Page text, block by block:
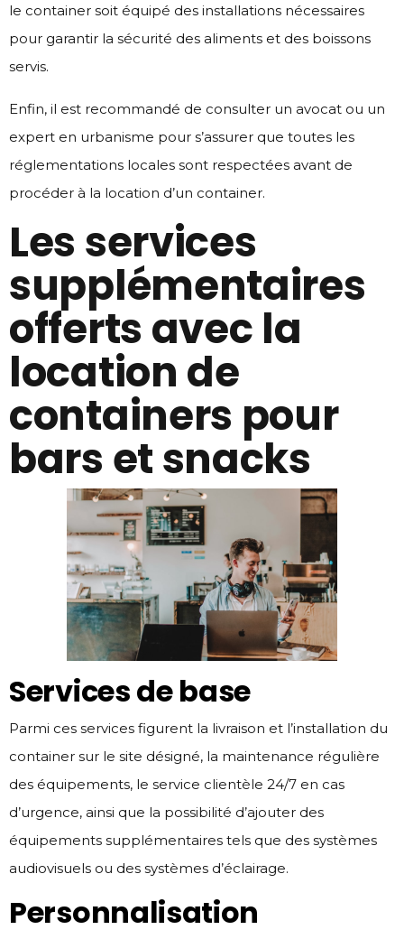
le container soit équipé des installations nécessaires
pour garantir la sécurité des aliments et des boissons
servis.
Enfin, il est recommandé de consulter un avocat ou un
expert en urbanisme pour s’assurer que toutes les
réglementations locales sont respectées avant de
procéder à la location d’un container.
Les services
supplémentaires
offerts avec la
location de
containers pour
bars et snacks
Services de base
Parmi ces services figurent la livraison et l’installation du
container sur le site désigné, la maintenance régulière
des équipements, le service clientèle 24/7 en cas
d’urgence, ainsi que la possibilité d’ajouter des
équipements supplémentaires tels que des systèmes
audiovisuels ou des systèmes d’éclairage.
Personnalisation